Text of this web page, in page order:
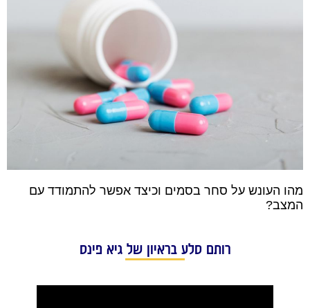
מהו העונש על סחר בסמים וכיצד אפשר להתמודד עם
המצב?
רותם סלע בראיון של גיא פינס